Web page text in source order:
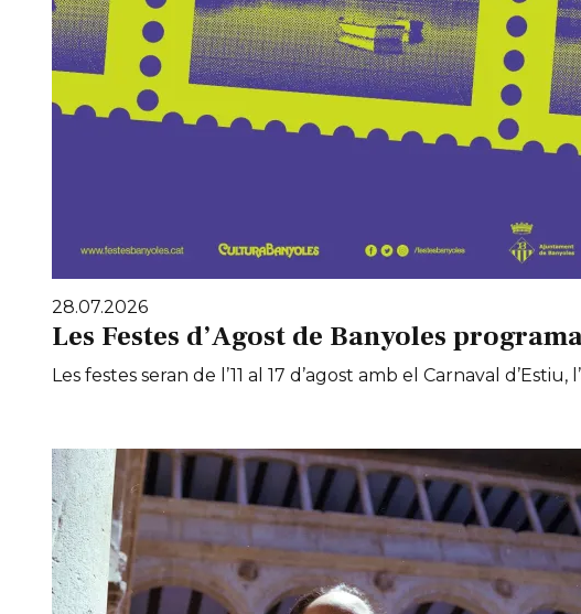
28.07.2026
Les Festes d’Agost de Banyoles
Les festes seran de l’11 al 17 d’agost amb el Carnaval